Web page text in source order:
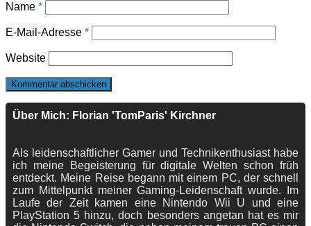
Name *
E-Mail-Adresse *
Website
Über Mich: Florian 'TomParis' Kirchner
Als leidenschaftlicher Gamer und Technikenthusiast habe
ich meine Begeisterung für digitale Welten schon früh
entdeckt. Meine Reise begann mit einem PC, der schnell
zum Mittelpunkt meiner Gaming-Leidenschaft wurde. Im
Laufe der Zeit kamen eine Nintendo Wii U und eine
PlayStation 5 hinzu, doch besonders angetan hat es mir